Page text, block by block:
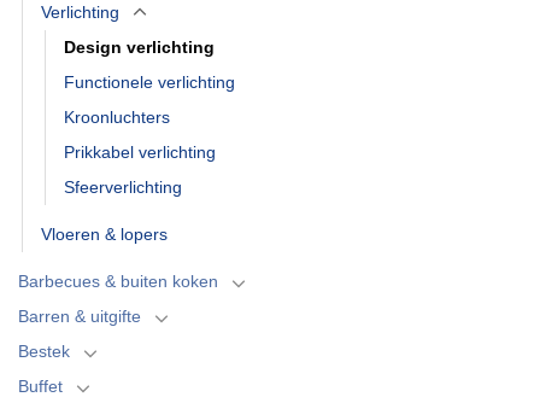
Verlichting
Design verlichting
Functionele verlichting
Kroonluchters
Prikkabel verlichting
Sfeerverlichting
Vloeren & lopers
Barbecues & buiten koken
Barren & uitgifte
Bestek
Buffet